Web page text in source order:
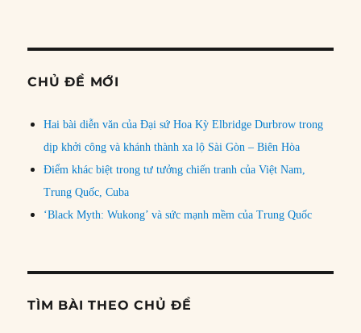
CHỦ ĐỀ MỚI
Hai bài diễn văn của Đại sứ Hoa Kỳ Elbridge Durbrow trong
dịp khởi công và khánh thành xa lộ Sài Gòn – Biên Hòa
Điểm khác biệt trong tư tưởng chiến tranh của Việt Nam,
Trung Quốc, Cuba
‘Black Myth: Wukong’ và sức mạnh mềm của Trung Quốc
TÌM BÀI THEO CHỦ ĐỀ